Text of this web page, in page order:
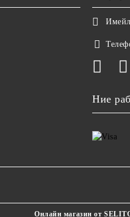
Ние
Онлайн магазин от